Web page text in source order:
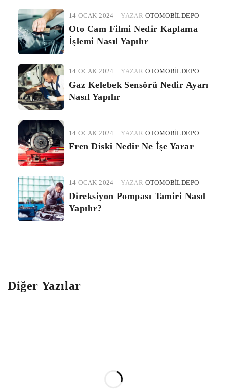
14 OCAK 2024 YAZAR OTOMOBILDEPO
Oto Cam Filmi Nedir Kaplama
İşlemi Nasıl Yapılır
14 OCAK 2024 YAZAR OTOMOBILDEPO
Gaz Kelebek Sensörü Nedir Ayarı
Nasıl Yapılır
14 OCAK 2024 YAZAR OTOMOBILDEPO
Fren Diski Nedir Ne İşe Yarar
14 OCAK 2024 YAZAR OTOMOBILDEPO
Direksiyon Pompası Tamiri Nasıl
Yapılır?
Diğer Yazılar